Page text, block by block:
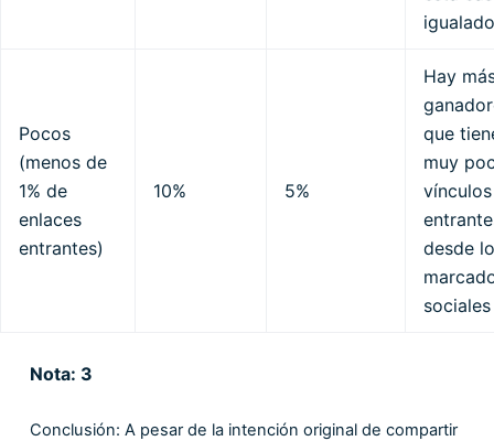
igualado
Pocos
(menos de
1% de
enlaces
entrantes)
10% 5%
Hay
que
muy
vínculos
desde
sociales
Nota: 3
Conclusión: A pesar de la intención original de compartir